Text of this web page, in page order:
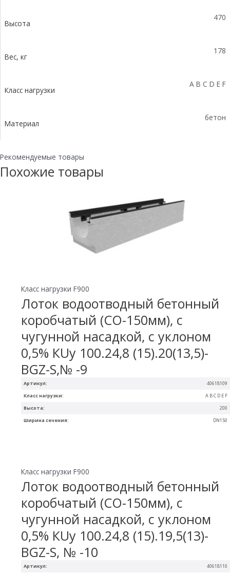
15
Высота
470
Вес, кг
178
Класс нагрузки
A B C D E F
Материал
бетон
Рекомендуемые товары
Похожие товары
Артикул: 40618109
Ширина сечения: DN150
Высота: 200
Класс нагрузки: A B C D E F
Класс нагрузки F900
Лоток водоотводный бетонный
коробчатый (СО-150мм), с
чугунной насадкой, с уклоном
0,5% КUу 100.24,8 (15).20(13,5)-
BGZ-S,№ -9
Артикул: 40618110
Класс нагрузки F900
Лоток водоотводный бетонный
коробчатый (СО-150мм), с
чугунной насадкой, с уклоном
0,5% КUу 100.24,8 (15).19,5(13)-
BGZ-S, № -10